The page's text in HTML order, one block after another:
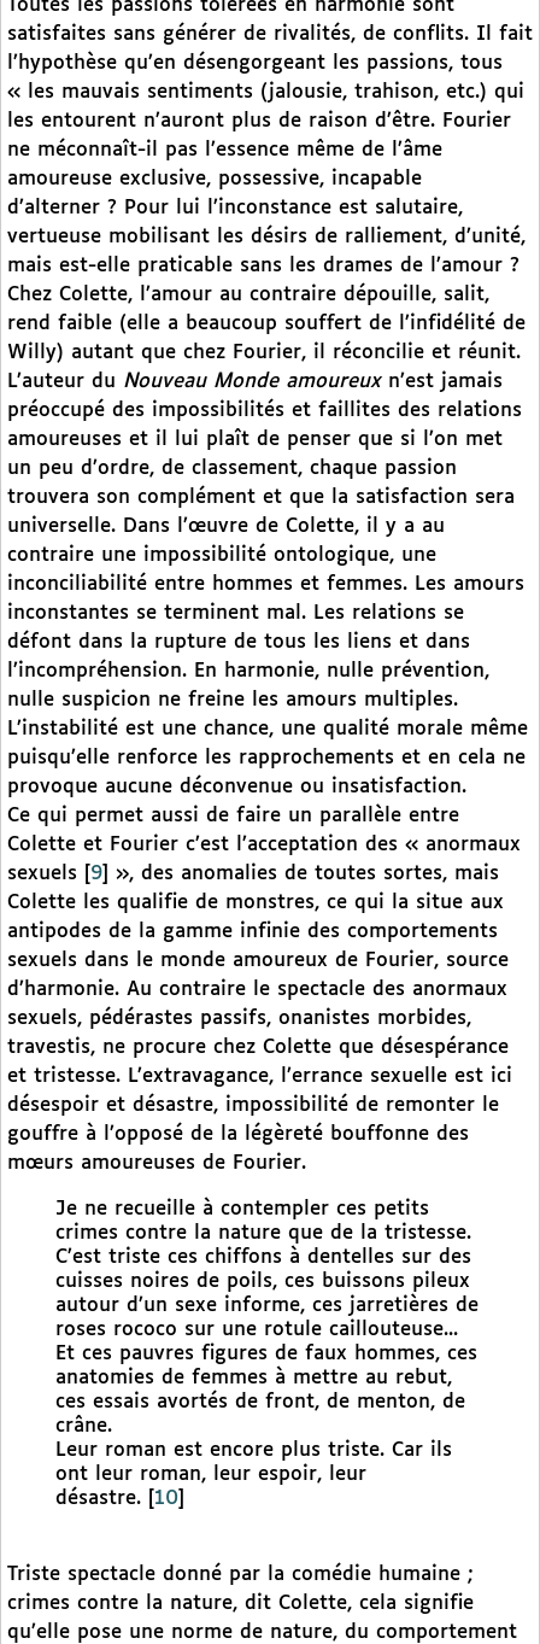
Toutes les passions tolérées en harmonie sont
satisfaites sans générer de rivalités, de conflits. Il fait
l’hypothèse qu’en désengorgeant les passions, tous
« les mauvais sentiments (jalousie, trahison, etc.) qui
les entourent n’auront plus de raison d’être. Fourier
ne méconnaît-il pas l’essence même de l’âme
amoureuse exclusive, possessive, incapable
d’alterner ? Pour lui l’inconstance est salutaire,
vertueuse mobilisant les désirs de ralliement, d’unité,
mais est-elle praticable sans les drames de l’amour ?
Chez Colette, l’amour au contraire dépouille, salit,
rend faible (elle a beaucoup souffert de l’infidélité de
Willy) autant que chez Fourier, il réconcilie et réunit.
L’auteur du Nouveau Monde amoureuxn’est jamais
préoccupé des impossibilités et faillites des relations
amoureuses et il lui plaît de penser que si l’on met
un peu d’ordre, de classement, chaque passion
trouvera son complément et que la satisfaction sera
universelle. Dans l’œuvre de Colette, il y a au
contraire une impossibilité ontologique, une
inconciliabilité entre hommes et femmes. Les amours
inconstantes se terminent mal. Les relations se
défont dans la rupture de tous les liens et dans
l’incompréhension. En harmonie, nulle prévention,
nulle suspicion ne freine les amours multiples.
L’instabilité est une chance, une qualité morale même
puisqu’elle renforce les rapprochements et en cela ne
provoque aucune déconvenue ou insatisfaction.
Ce qui permet aussi de faire un parallèle entre
Colette et Fourier c’est l’acceptation des « anormaux
sexuels
9
», des anomalies de toutes sortes, mais
Colette les qualifie de monstres, ce qui la situe aux
antipodes de la gamme infinie des comportements
sexuels dans le monde amoureux de Fourier, source
d’harmonie. Au contraire le spectacle des anormaux
sexuels, pédérastes passifs, onanistes morbides,
travestis, ne procure chez Colette que désespérance
et tristesse. L’extravagance, l’errance sexuelle est ici
désespoir et désastre, impossibilité de remonter le
gouffre à l’opposé de la légèreté bouffonne des
mœurs amoureuses de Fourier.
Je ne recueille à contempler ces petits
crimes contre la nature que de la tristesse.
C’est triste ces chiffons à dentelles sur des
cuisses noires de poils, ces buissons pileux
autour d’un sexe informe, ces jarretières de
roses rococo sur une rotule caillouteuse...
Et ces pauvres figures de faux hommes, ces
anatomies de femmes à mettre au rebut,
ces essais avortés de front, de menton, de
crâne.
Leur roman est encore plus triste. Car ils
ont leur roman, leur espoir, leur
désastre.
10
Triste spectacle donné par la comédie humaine ;
crimes contre la nature, dit Colette, cela signifie
qu’elle pose une norme de nature, du comportement